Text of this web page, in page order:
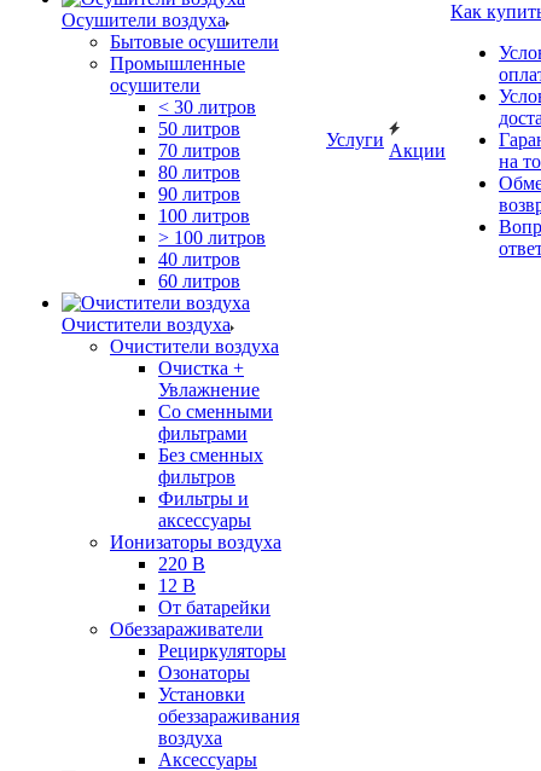
Осушители воздуха
Бытовые осушители
Промышленные
осушители
< 30 литров
50 литров
70 литров
80 литров
90 литров
100 литров
> 100 литров
40 литров
60 литров
Очистители воздуха
Очистители воздуха
Очистка +
Увлажнение
Cо сменными
фильтрами
Без сменных
фильтров
Фильтры и
аксессуары
Ионизаторы воздуха
220 В
12 В
От батарейки
Обеззараживатели
Рециркуляторы
Озонаторы
Установки
обеззараживания
воздуха
Аксессуары
Услуги
Акции
Как
на